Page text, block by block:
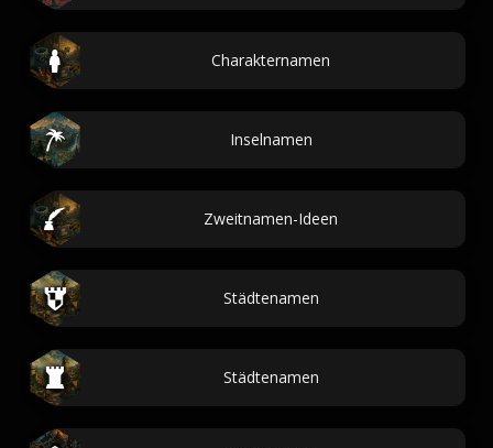
Charakternamen
Inselnamen
Zweitnamen-Ideen
Städtenamen
Städtenamen